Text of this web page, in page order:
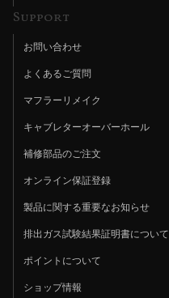
Support
お問い合わせ
よくあるご質問
マフラーリメイク
キャブレターオーバーホール
補修部品のご注文
オンライン保証登録
製品に関する重要なお知らせ
排出ガス試験結果証明書について
ポイントについて
ショップ情報